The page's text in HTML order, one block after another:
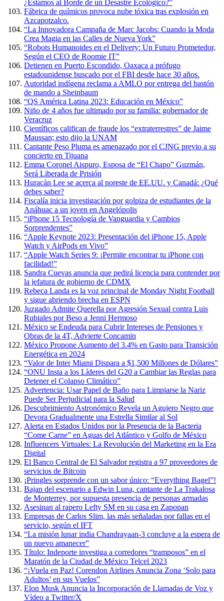
¿Estamos al Borde de un Desastre Ecológico?”
Fábrica de químicos provoca nube tóxica tras explosión en
Azcapotzalco.
“La Innovadora Campaña de Marc Jacobs: Cuando la Moda
Crea Magia en las Calles de Nueva York”
“Robots Humanoides en el Delivery: Un Futuro Prometedor,
Según el CEO de Roomie IT”
Detienen en Puerto Escondido, Oaxaca a prófugo
estadounidense buscado por el FBI desde hace 30 años.
Autoridad indígena reclama a AMLO por entrega del bastón
de mando a Sheinbaum
“QS América Latina 2023: Educación en México”
Niño de 4 años fue ultimado por su familia: gobernador de
Veracruz
Científicos califican de fraude los “extraterrestres” de Jaime
Maussan; esto dijo la UNAM
Cantante Peso Pluma es amenazado por el CJNG previo a su
concierto en Tijuana
Emma Coronel Aispuro, Esposa de “El Chapo” Guzmán,
Será Liberada de Prisión
Huracán Lee se acerca al noreste de EE.UU. y Canadá: ¿Qué
debes saber?
Fiscalía inicia investigación por golpiza de estudiantes de la
Anáhuac a un joven en Angelópolis
“iPhone 15 Tecnología de Vanguardia y Cambios
Sorprendentes”
“Apple Keynote 2023: Presentación del iPhone 15, Apple
Watch y AirPods en Vivo”
“Apple Watch Series 9: ¡Permite encontrar tu iPhone con
facilidad!”
Sandra Cuevas anuncia que pedirá licencia para contender por
la jefatura de gobierno de CDMX
Rebeca Landa es la voz principal de Monday Night Football
y sigue abriendo brecha en ESPN
Juzgado Admite Querella por Agresión Sexual contra Luis
Rubiales por Beso a Jenni Hermoso
México se Endeuda para Cubrir Intereses de Pensiones y
Obras de la 4T, Advierte Concamin
México Propone Aumento del 3.4% en Gasto para Transición
Energética en 2024
“Valor de Inter Miami Dispara a $1,500 Millones de Dólares”
“ONU Insta a los Líderes del G20 a Cambiar las Reglas para
Detener el Colapso Climático”
Advertencia: Usar Papel de Baño para Limpiarse la Nariz
Puede Ser Perjudicial para la Salud
Descubrimiento Astronómico Revela un Agujero Negro que
Devora Gradualmente una Estrella Similar al Sol
Alerta en Estados Unidos por la Presencia de la Bacteria
“Come Carne” en Aguas del Atlántico y Golfo de México
Influencers Virtuales: La Revolución del Marketing en la Era
Digital
El Banco Central de El Salvador registra a 97 proveedores de
servicios de Bitcoin
¡Pringles sorprende con un sabor único: “Everything Bagel”!
Bajan del escenario a Edwin Luna, cantante de La Trakalosa
de Monterrey, por supuesta presencia de personas armadas
Asesinan al rapero Lefty SM en su casa en Zapopan
Empresas de Carlos Slim, las más señaladas por fallas en el
servicio, según el IFT
“La misión lunar india Chandrayaan-3 concluye a la espera de
un nuevo amanecer”
Título: Indeporte investiga a corredores “tramposos” en el
Maratón de la Ciudad de México Telcel 2023
“¡Vuela en Paz! Corendon Airlines Anuncia Zona ‘Solo para
Adultos’ en sus Vuelos”
Elon Musk Anuncia la Incorporación de Llamadas de Voz y
Vídeo a Twitter/X